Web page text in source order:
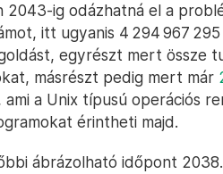
2043-ig odázhatná el a
itt ugyanis 4 294 967
egyrészt mert össze
másrészt pedig mert már
ami a Unix típusú operációs
érintheti majd.
ábrázolható időpont